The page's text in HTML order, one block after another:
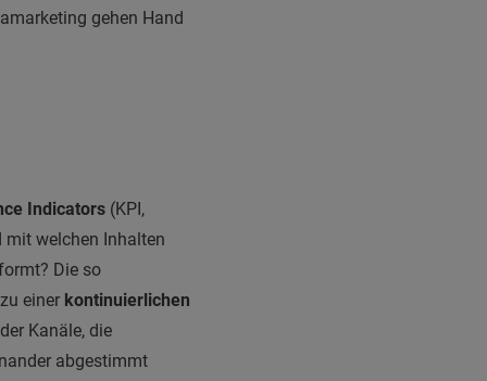
gehen Hand
Indicators (KPI,
mit welchen Inhalten
Die so
einer kontinuierlichen
Kanäle, die
abgestimmt